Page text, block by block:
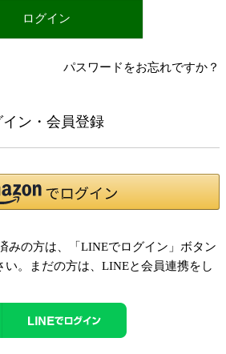
ログイン
パスワードをお忘れですか？
ン・会員登録
みの方は、「LINEでログイン」ボタン
。まだの方は、 LINEと会員連携をし